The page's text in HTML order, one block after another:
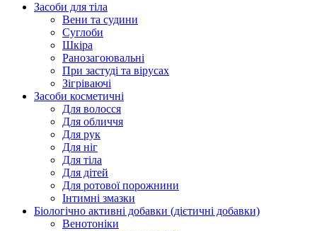
Засоби для тіла
Вени та судини
Суглоби
Шкіра
Ранозагоювальні
При застуді та вірусах
Зігріваючі
Засоби косметичні
Для волосся
Для обличчя
Для рук
Для ніг
Для тіла
Для дітей
Для ротової порожнини
Інтимні змазки
Біологічно активні добавки (дієтичні добавки)
Венотоніки